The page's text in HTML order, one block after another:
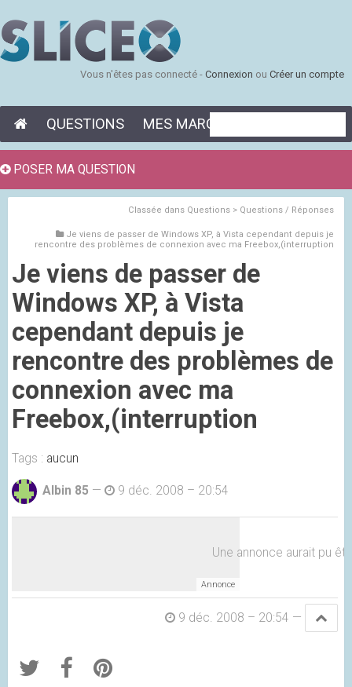
Vous n'êtes pas connecté - Connexion ou Créer un compte
QUESTIONS MES MARQUE-PAGES
Classée dans Questions > Questions / Réponses
Je viens de passer de Windows XP, à Vista cependant depuis je
rencontre des problèmes de connexion avec ma Freebox,(interruption
Je viens de passer de
Windows XP, à Vista
cependant depuis je
rencontre des problèmes de
connexion avec ma
Freebox,(interruption
Tags : aucun
Albin 85 — 9 déc. 2008 – 20:54
Une annonce aurait pu
9 déc. 2008 – 20:54 —
POSER MA QUESTION